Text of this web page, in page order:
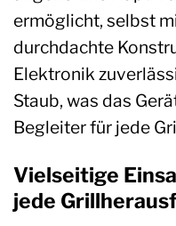
ermöglicht, selbst
durchdachte
Elektronik
Staub, was das
Begleiter für jede
Vielseitige
jede